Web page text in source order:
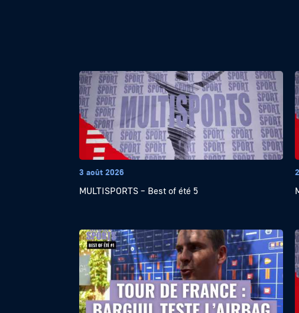
3 août 2026
MULTISPORTS – Best of été 5